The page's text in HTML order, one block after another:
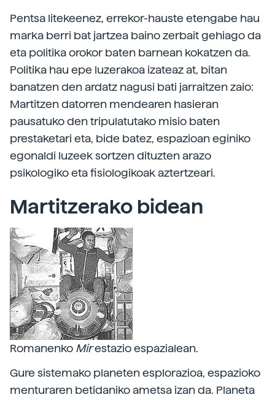
Pentsa litekeenez, errekor-hauste etengabe hau
marka berri bat jartzea baino zerbait gehiago da
eta politika orokor baten barnean kokatzen da.
Politika hau epe luzerakoa izateaz at, bitan
banatzen den ardatz nagusi bati jarraitzen zaio:
Martitzen datorren mendearen hasieran
pausatuko den tripulatutako misio baten
prestaketari eta, bide batez, espazioan eginiko
egonaldi luzeek sortzen dituzten arazo
psikologiko eta fisiologikoak aztertzeari.
Martitzerako bidean
Romanenko Mirestazio espazialean.
Gure sistemako planeten esplorazioa, espazioko
menturaren betidaniko ametsa izan da. Planeta